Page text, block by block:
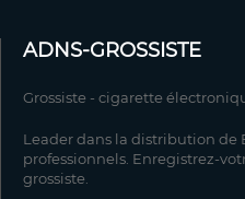
ADNS-GROSSISTE
Grossiste - cigarette
Leader dans la distribution de
professionnels. Enregistrez-
grossiste.